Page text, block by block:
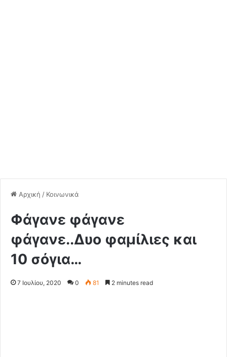
Αρχική / Κοινωνικά
Φάγανε φάγανε
φάγανε..Δυο φαμίλιες και
10 σόγια…
7 Ιουλίου, 2020 0 81 2 minutes read